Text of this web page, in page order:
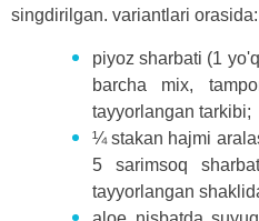
singdirilgan. variantlari orasida:
piyoz sharbati (1
barcha mix,
tayyorlangan tarkibi;
¼ stakan hajmi
5 sarimsoq
tayyorlangan